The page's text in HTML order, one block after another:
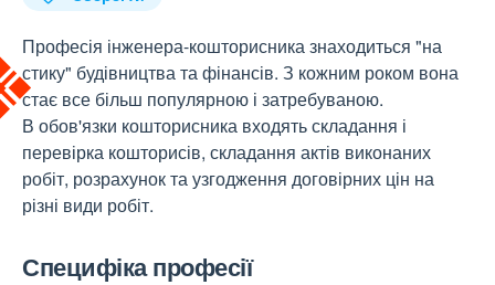
Професія інженера-кошторисника знаходиться "на
стику" будівництва та фінансів. З кожним роком вона
стає все більш популярною і затребуваною.
В обов'язки кошторисника входять складання і
перевірка кошторисів, складання актів виконаних
робіт, розрахунок та узгодження договірних цін на
різні види робіт.
Специфіка професії